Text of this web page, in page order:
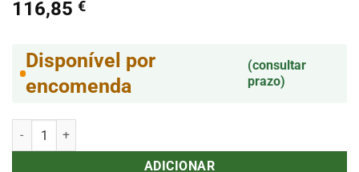
116,85 €
Disponível por
encomenda
(consultar
prazo)
Quantidade de Extractor Can-Fan RK 150L 630 m3/h (Can-Lite)
ADICIONAR